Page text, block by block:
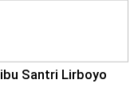
Santri Lirboyo